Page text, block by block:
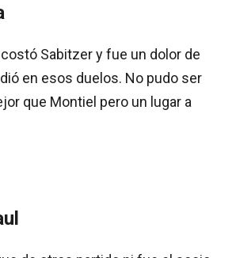
Sabitzer y fue un dolor de
en esos duelos. No pudo ser
que Montiel pero un lugar a